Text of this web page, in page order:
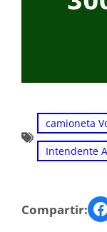
camioneta
Intendente
Compartir: Facebook